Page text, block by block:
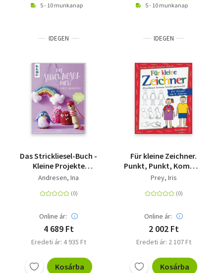
5 - 10 munkanap 5 - 10 munkanap
IDEGEN
Das Strickliesel-Buch -
Kleine Projekte
ruckzuck gestrickt
Andresen, Ina
Online ár:
4 689 Ft
Eredeti ár: 4 935 Ft
Kosárba
IDEGEN
Für kleine Zeichner.
Punkt, Punkt, Komma,
Strich... - Zeichnen
Prey, Iris
Online ár:
2 002 Ft
Eredeti ár: 2 107 Ft
Kosárba